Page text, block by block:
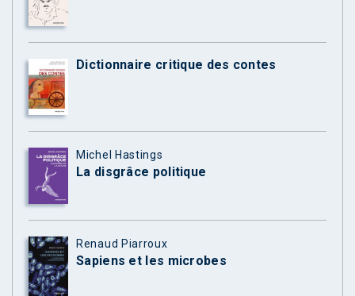
Dictionnaire critique des contes
Michel Hastings
La disgrâce politique
Renaud Piarroux
Sapiens et les microbes